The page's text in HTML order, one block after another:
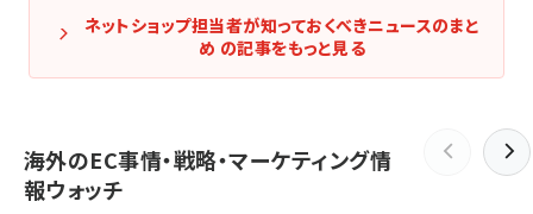
ネットショップ担当者が知っておくべきニュースのまと
め の記事をもっと見る
海外のEC事情・戦略・マーケティング情
報ウォッチ